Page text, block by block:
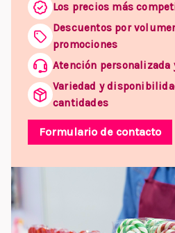
Los precios más
Descuentos por
promociones
Atención personalizada
Variedad y
cantidades
Formulario de contacto